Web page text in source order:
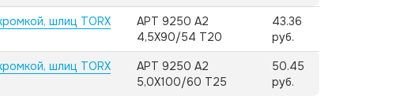
шлиц TORX
АРТ 9250 А2
4,5X90/54 T20
43.36
руб.
шлиц TORX
АРТ 9250 А2
5,0X100/60 T25
50.45
руб.